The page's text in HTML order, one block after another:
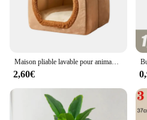
partner that will elevate
heights.
Maison pliable lavable pour animaux de compagnie, maison pour chat, canapé de diversification pour chiot, lit pour animaux de compagnie, chiens extra petits et chats moyens
2,60€